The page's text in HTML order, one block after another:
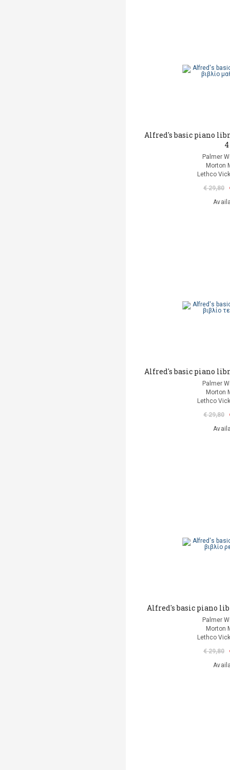
Alfred's basic piano
4
Palmer
Morton
Lethco
€ 29,80
Alfred's basic piano
Palmer
Morton
Lethco
€ 29,80
Alfred's basic piano
Palmer
Morton
Lethco
€ 29,80